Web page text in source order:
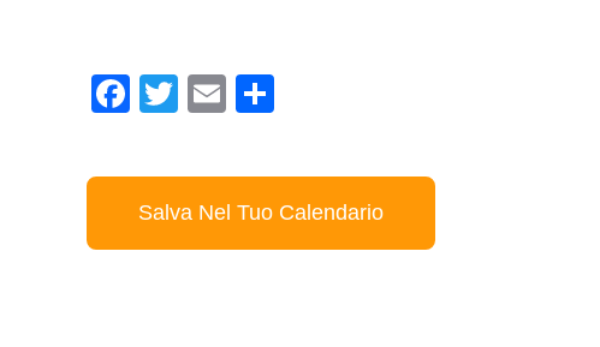
Facebook
TwitterEmail
Salva Nel Tuo Calendario